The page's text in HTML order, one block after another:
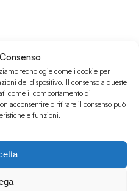
tecnologie come i cookie per
del dispositivo. Il consenso a queste
come il comportamento di
acconsentire o ritirare il consenso può
e funzioni.
w/ Alberto Simoni